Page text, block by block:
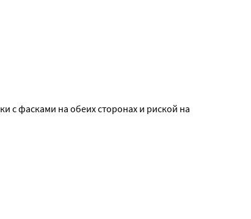
с фасками на обеих сторонах и риской на